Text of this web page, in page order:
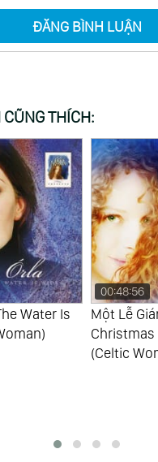
ĐĂNG BÌNH LUẬN
THÍCH:
Water Is
00:48:56
Một Lễ
(Celtic